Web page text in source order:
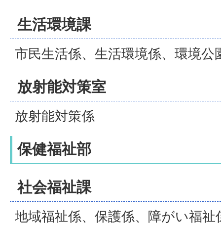
生活環境課
市民生活係、生活環境係、環境公
放射能対策室
放射能対策係
保健福祉部
社会福祉課
地域福祉係、保護係、障がい福祉